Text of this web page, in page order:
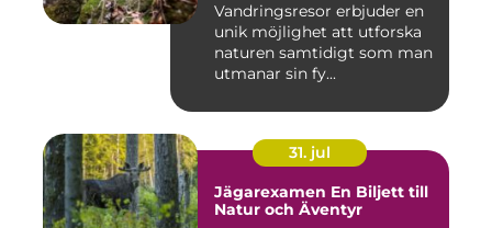
Vandringsresor erbjuder en
unik möjlighet att utforska
naturen samtidigt som man
utmanar sin fy...
31. jul
Jägarexamen En Biljett till
Natur och Äventyr